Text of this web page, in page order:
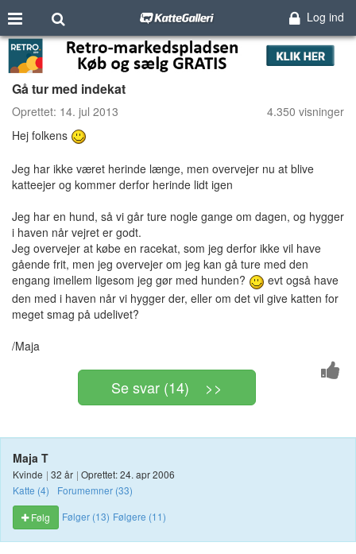
Log ind
Gå tur med indekat
Oprettet: 14. jul 2013
4.350 visninger
Hej folkens
Jeg har ikke været herinde længe, men overvejer nu at blive
katteejer og kommer derfor herinde lidt igen
Jeg har en hund, så vi går ture nogle gange om dagen, og hygger
i haven når vejret er godt.
Jeg overvejer at købe en racekat, som jeg derfor ikke vil have
gående frit, men jeg overvejer om jeg kan gå ture med den
engang imellem ligesom jeg gør med hunden?
evt også have
den med i haven når vi hygger der, eller om det vil give katten for
meget smag på udelivet?
/Maja
Se svar (14) >>
Maja T
Kvinde | 32 år | Oprettet: 24. apr 2006
Katte (4)
Forumemner (33)
Følg
Følger (13) Følgere (11)